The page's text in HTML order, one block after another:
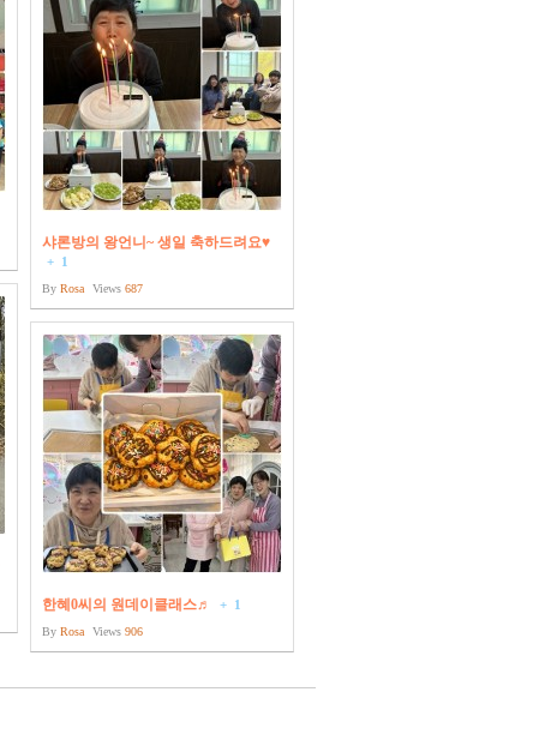
샤론방의 왕언니~ 생일 축하드려요♥
+ 1
By Rosa Views 687
한혜0씨의 원데이클래스♬ + 1
By Rosa Views 906